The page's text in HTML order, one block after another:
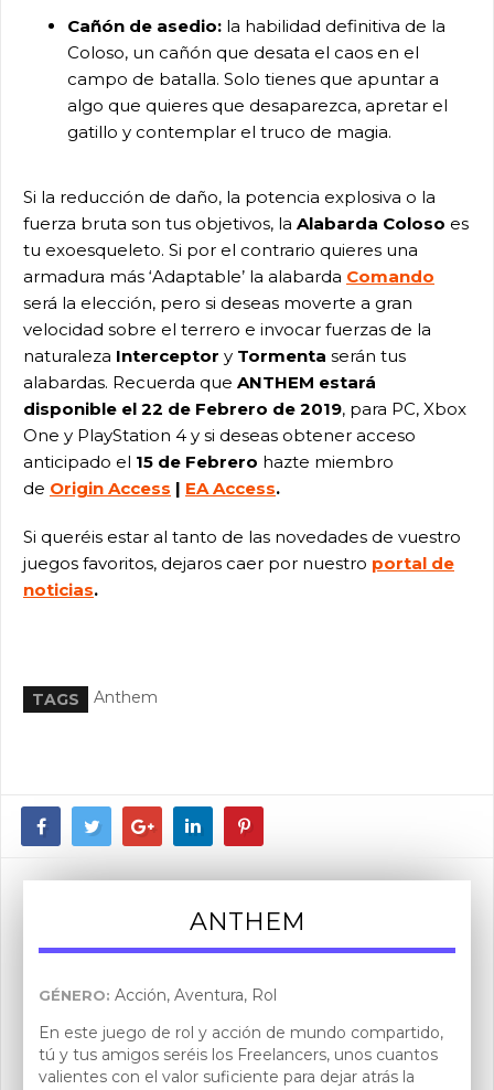
Cañón de asedio: la habilidad definitiva de la
Coloso, un cañón que desata el caos en el
campo de batalla. Solo tienes que apuntar a
algo que quieres que desaparezca, apretar el
gatillo y contemplar el truco de magia.
Si la reducción de daño, la potencia explosiva o la
fuerza bruta son tus objetivos, la Alabarda Coloso es
tu exoesqueleto. Si por el contrario quieres una
armadura más ‘Adaptable’ la alabarda Comando
será la elección, pero si deseas moverte a gran
velocidad sobre el terrero e invocar fuerzas de la
naturaleza Interceptor y Tormenta serán tus
alabardas. Recuerda que ANTHEM estará
disponible el 22 de Febrero de 2019, para PC, Xbox
One y PlayStation 4 y si deseas obtener acceso
anticipado el 15 de Febrero hazte miembro
de Origin Access | EA Access.
Si queréis estar al tanto de las novedades de vuestro
juegos favoritos, dejaros caer por nuestro portal de
noticias.
TAGS Anthem
ANTHEM
GÉNERO: Acción, Aventura, Rol
En este juego de rol y acción de mundo compartido,
tú y tus amigos seréis los Freelancers, unos cuantos
valientes con el valor suficiente para dejar atrás la